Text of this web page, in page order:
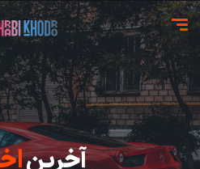
آخرین